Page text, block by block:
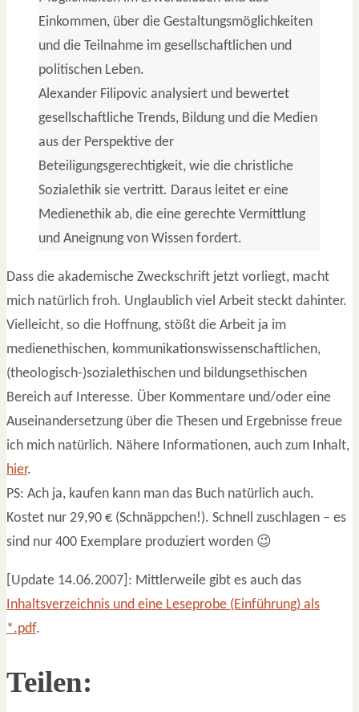
Einkommen, über die Gestaltungsmöglichkeiten
und die Teilnahme im gesellschaftlichen und
politischen Leben.
Alexander Filipovic analysiert und bewertet
gesellschaftliche Trends, Bildung und die Medien
aus der Perspektive der
Beteiligungsgerechtigkeit, wie die christliche
Sozialethik sie vertritt. Daraus leitet er eine
Medienethik ab, die eine gerechte Vermittlung
und Aneignung von Wissen fordert.
Dass die akademische Zweckschrift jetzt vorliegt, macht
mich natürlich froh. Unglaublich viel Arbeit steckt dahinter.
Vielleicht, so die Hoffnung, stößt die Arbeit ja im
medienethischen, kommunikationswissenschaftlichen,
(theologisch-)sozialethischen und bildungsethischen
Bereich auf Interesse. Über Kommentare und/oder eine
Auseinandersetzung über die Thesen und Ergebnisse freue
ich mich natürlich. Nähere Informationen, auch zum Inhalt,
hier.
PS: Ach ja, kaufen kann man das Buch natürlich auch.
Kostet nur 29,90 € (Schnäppchen!). Schnell zuschlagen – es
sind nur 400 Exemplare produziert worden 😉
[Update 14.06.2007]: Mittlerweile gibt es auch das
Inhaltsverzeichnis und eine Leseprobe (Einführung) als
*.pdf.
Teilen: